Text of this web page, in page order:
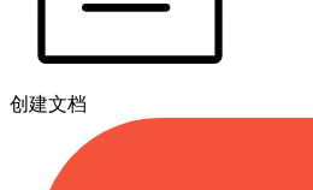
创建文档